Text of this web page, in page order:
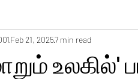
Gallery Events
Feb 21, 20257 min read